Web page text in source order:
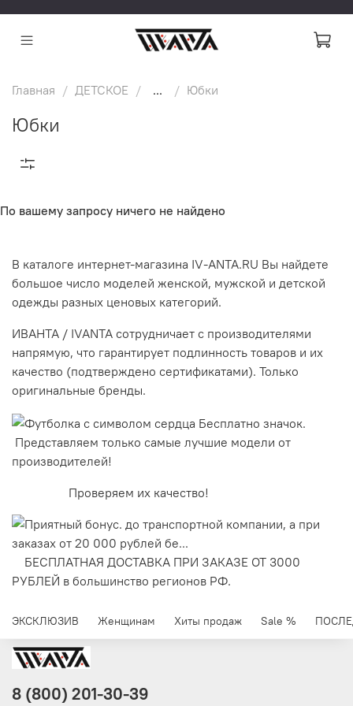
Главная ДЕТСКОЕ ... Юбки
Юбки
По вашему запросу ничего не найдено
В каталоге интернет-магазина IV-ANTA.RU Вы найдете
большое число моделей женской, мужской и детской
одежды разных ценовых категорий.
ИВАНТА / IVANTA сотрудничает с производителями
напрямую, что гарантирует подлинность товаров и их
качество (подтверждено сертификатами). Только
оригинальные бренды.
Представляем только самые лучшие модели от
производителей!
Проверяем их качество!
БЕСПЛАТНАЯ ДОСТАВКА ПРИ ЗАКАЗЕ ОТ 3000
РУБЛЕЙ в большинство регионов РФ.
ЭКСКЛЮЗИВ Женщинам Хиты продаж Sale %
8 (800) 201-30-39